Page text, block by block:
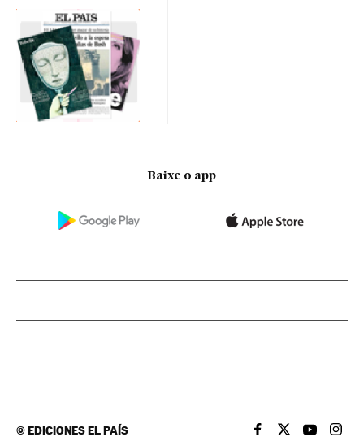
Baixe o app
©EDICIONES EL PAÍS EL PAÍS BRASIL EN
EL PAÍSEL PAÍS
EL